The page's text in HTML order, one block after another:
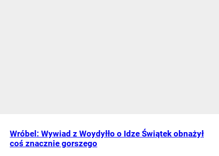
Wróbel: Wywiad z Woydyłło o Idze Świątek obnażył
coś znacznie gorszego